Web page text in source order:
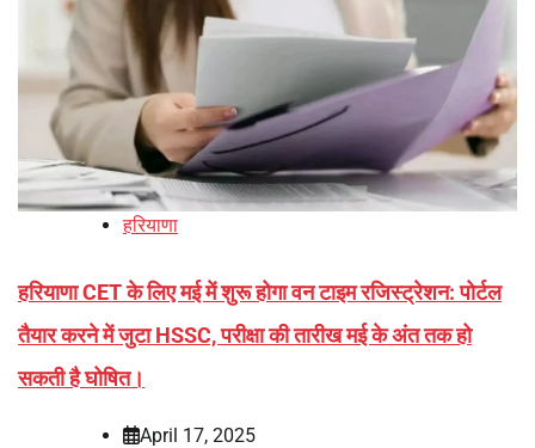
हरियाणा
हरियाणा CET के लिए मई में शुरू होगा वन टाइम रजिस्ट्रेशन: पोर्टल
तैयार करने में जुटा HSSC, परीक्षा की तारीख मई के अंत तक हो
सकती है घोषित।
April 17, 2025